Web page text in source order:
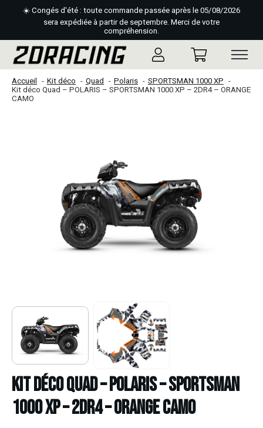
☀️ Congés d'été : toute commande passée après le 05/08/2026
sera expédiée à partir de septembre. Merci de votre
compréhension.
Accueil Kit déco Quad Polaris
SPORTSMAN 1000 XP
Kit déco Quad – POLARIS – SPORTSMAN 1000 XP – 2DR4 – ORANGE
CAMO
Kit déco Quad – POLARIS – SPORTSMAN
1000 XP – 2DR4 – ORANGE CAMO